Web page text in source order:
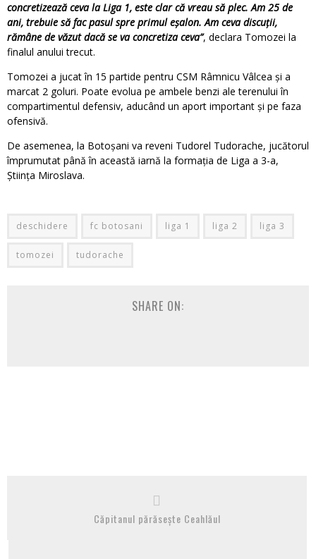
concretizează ceva la Liga 1, este clar că vreau să plec. Am 25 de
ani, trebuie să fac pasul spre primul eşalon. Am ceva discuţii,
rămâne de văzut dacă se va concretiza ceva”, declara Tomozei la
finalul anului trecut.
Tomozei a jucat în 15 partide pentru CSM Râmnicu Vâlcea și a
marcat 2 goluri. Poate evolua pe ambele benzi ale terenului în
compartimentul defensiv, aducând un aport important și pe faza
ofensivă.
De asemenea, la Botoșani va reveni Tudorel Tudorache, jucătorul
împrumutat până în această iarnă la formația de Liga a 3-a,
Știința Miroslava.
deschidere fc botosani liga 1 liga 2 liga 3
tomozei tudorache
SHARE ON:
Căpitanul părăsește Ceahlăul